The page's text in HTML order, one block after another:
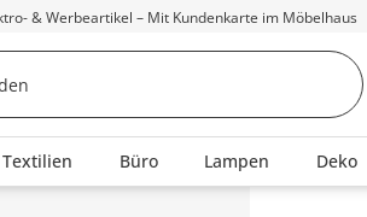
& Werbeartikel – Mit Kundenkarte im Möbelhaus
Textilien Büro Lampen Deko